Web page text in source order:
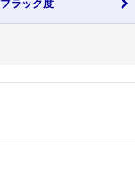
ブラック度